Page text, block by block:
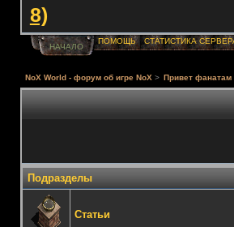
8)
НАЧАЛО
ПОМОЩЬ СТАТИСТИКА
NoX World - форум об игре NoX > Привет фанатам
Подразделы
Статьи